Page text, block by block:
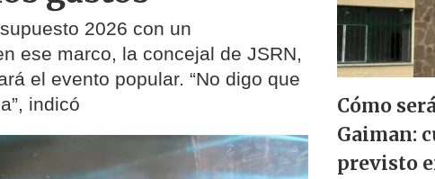
2026 con un
ese marco, la concejal de JSRN,
el evento popular. “No digo que
indicó
Cómo
Gaiman:
previsto